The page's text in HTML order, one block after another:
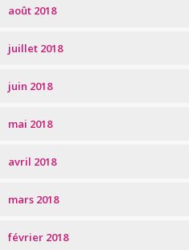
août 2018
juillet 2018
juin 2018
mai 2018
avril 2018
mars 2018
février 2018